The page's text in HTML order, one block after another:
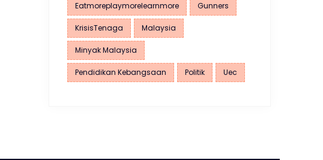
Eatmoreplaymorelearnmore Gunners
KrisisTenaga Malaysia
Minyak Malaysia
Pendidikan Kebangsaan Politik Uec